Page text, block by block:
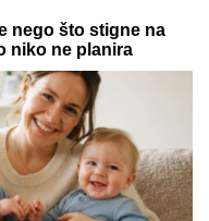
paketa ALTA
пред политичким